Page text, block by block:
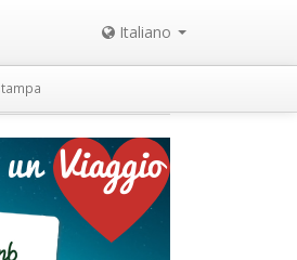
Italiano